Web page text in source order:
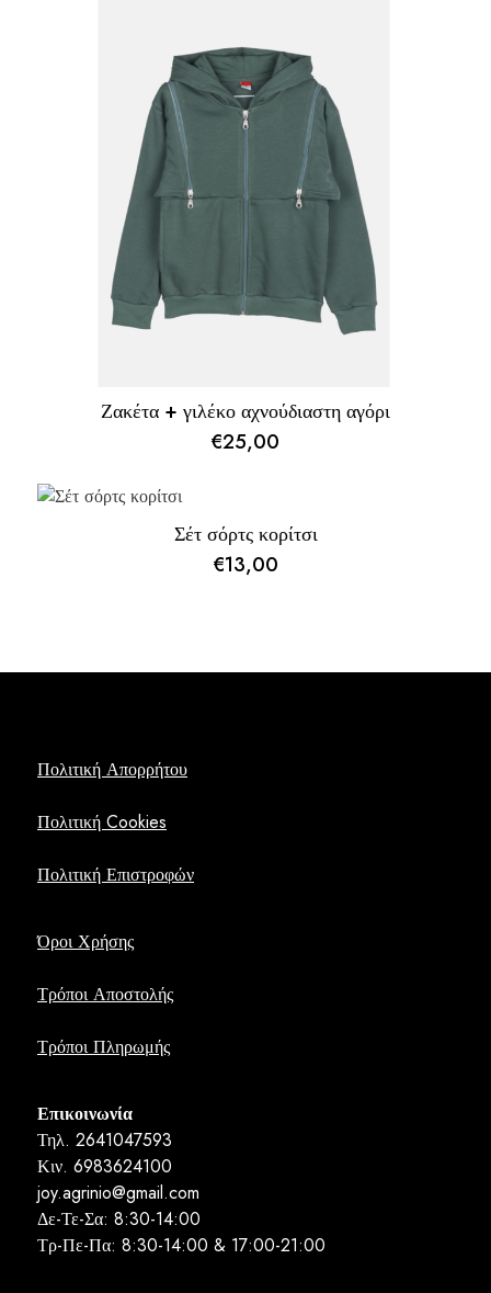
Ζακέτα + γιλέκο αχνούδιαστη αγόρι
€25,00
Σέτ σόρτς κορίτσι
€13,00
Πολιτική Απορρήτου
Πολιτική Cookies
Πολιτική Επιστροφών
Όροι Χρήσης
Τρόποι Αποστολής
Τρόποι Πληρωμής
Επικοινωνία
Τηλ. 2641047593
Κιν. 6983624100
joy.agrinio@gmail.com
Δε-Τε-Σα: 8:30-14:00
Τρ-Πε-Πα: 8:30-14:00 & 17:00-21:00